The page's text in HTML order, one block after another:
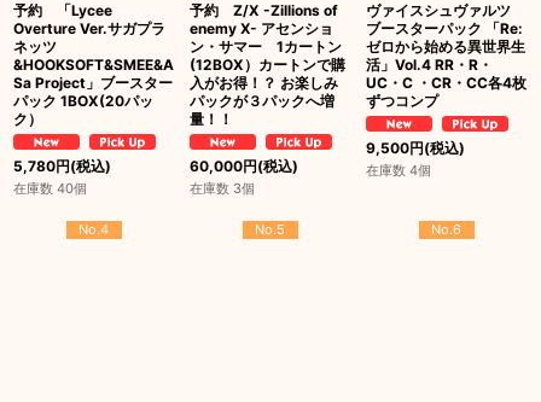
予約 「Lycee
Overture Ver.サガプラ
ネッツ
&HOOKSOFT&SMEE&A
Sa Project」ブースター
パック 1BOX(20パッ
ク）
5,780円(税込)
在庫数 40個
予約 Z/X -Zillions of
enemy X- アセンショ
ン・サマー 1カートン
(12BOX）カートンで購
入がお得！？ お楽しみ
パックが３パックへ増
量！！
60,000円(税込)
在庫数 3個
ヴァイスシュヴァルツ
ブースターパック 「Re:
ゼロから始める異世界生
活」Vol.4 RR・R・
UC・C ・CR・CC各4枚
ずつコンプ
9,500円(税込)
在庫数 4個
No.4 No.5 No.6